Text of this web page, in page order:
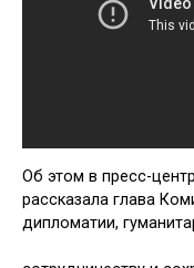
Об этом в пресс-
рассказала глава
дипломатии,